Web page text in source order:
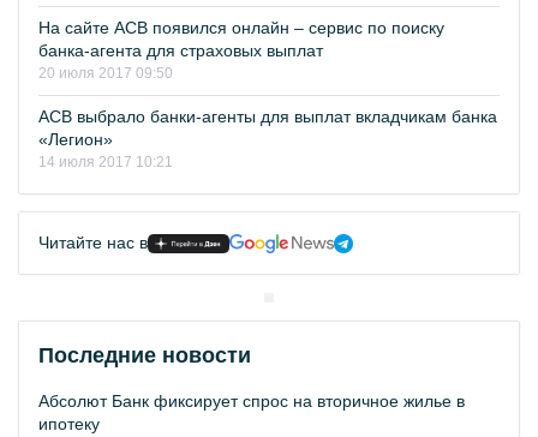
На сайте АСВ появился онлайн – сервис по поиску
банка-агента для страховых выплат
20 июля 2017 09:50
АСВ выбрало банки-агенты для выплат вкладчикам банка
«Легион»
14 июля 2017 10:21
Читайте нас в
Последние новости
Абсолют Банк фиксирует спрос на вторичное жилье в
ипотеку